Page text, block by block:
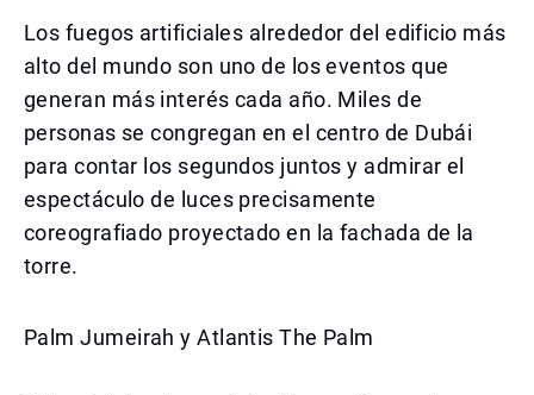
Los fuegos artificiales alrededor del edificio más
alto del mundo son uno de los eventos que
generan más interés cada año. Miles de
personas se congregan en el centro de Dubái
para contar los segundos juntos y admirar el
espectáculo de luces precisamente
coreografiado proyectado en la fachada de la
torre.
Palm Jumeirah y Atlantis The Palm